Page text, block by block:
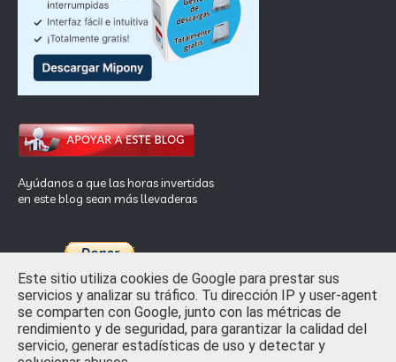
Ayúdanos a que las horas invertidas
en este blog sean más llevaderas
Inicio Privacidad y Ley de Cookies Contactar
Este sitio utiliza cookies de Google para prestar sus
servicios y analizar su tráfico. Tu dirección IP y user-agent
se comparten con Google, junto con las métricas de
rendimiento y de seguridad, para garantizar la calidad del
servicio, generar estadísticas de uso y detectar y